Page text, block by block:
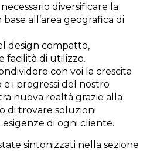
diversificare la
all’area geografica di
design compatto,
facilità di utilizzo.
con voi la crescita
i progressi del nostro
nuova realtà grazie alla
di trovare soluzioni
di ogni cliente.
sintonizzati nella sezione